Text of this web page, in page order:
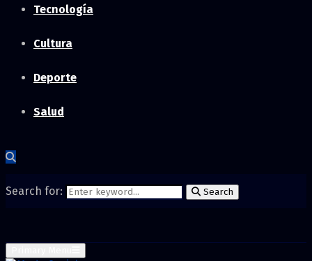
Tecnología
Cultura
Deporte
Salud
Search for: Search